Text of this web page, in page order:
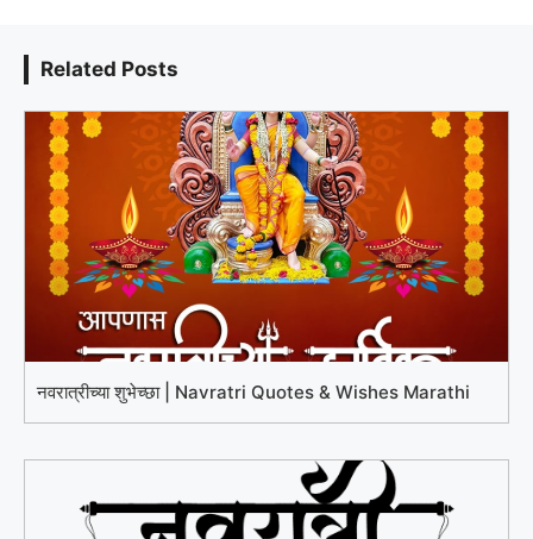
Related Posts
नवरात्रीच्या शुभेच्छा | Navratri Quotes & Wishes Marathi